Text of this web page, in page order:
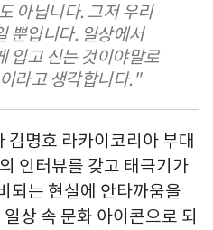
아닙니다. 그저 우리
뿐입니다. 일상에서
입고 신는 것이야말로
라고 생각합니다."
김명호 라카이코리아 부대
인터뷰를 갖고 태극기가
되는 현실에 안타까움을
상 속 문화 아이콘으로 되